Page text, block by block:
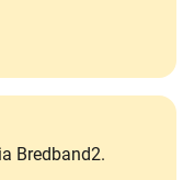
Bredband2.